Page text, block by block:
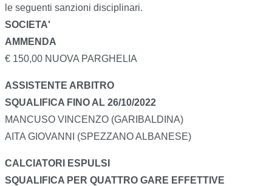
le seguenti sanzioni disciplinari.
SOCIETA'
AMMENDA
€ 150,00 NUOVA PARGHELIA
ASSISTENTE ARBITRO
SQUALIFICA FINO AL 26/10/2022
MANCUSO VINCENZO (GARIBALDINA)
AITA GIOVANNI (SPEZZANO ALBANESE)
CALCIATORI ESPULSI
SQUALIFICA PER QUATTRO GARE EFFETTIVE